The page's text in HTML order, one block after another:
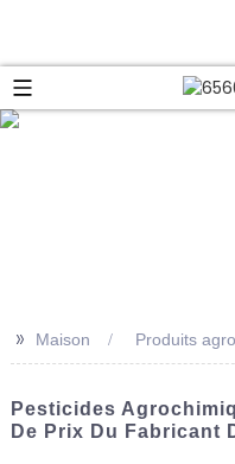
>> Maison Produits
Pesticides
De Prix Du Fabricant